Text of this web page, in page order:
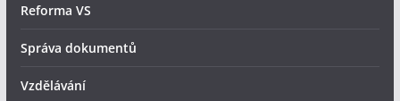
Reforma VS
Správa dokumentů
Vzdělávání